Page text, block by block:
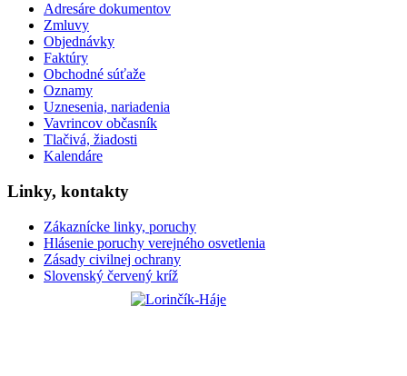
Adresáre dokumentov
Zmluvy
Objednávky
Faktúry
Obchodné súťaže
Oznamy
Uznesenia, nariadenia
Vavrincov občasník
Tlačivá, žiadosti
Kalendáre
Linky, kontakty
Zákaznícke linky, poruchy
Hlásenie poruchy verejného osvetlenia
Zásady civilnej ochrany
Slovenský červený kríž